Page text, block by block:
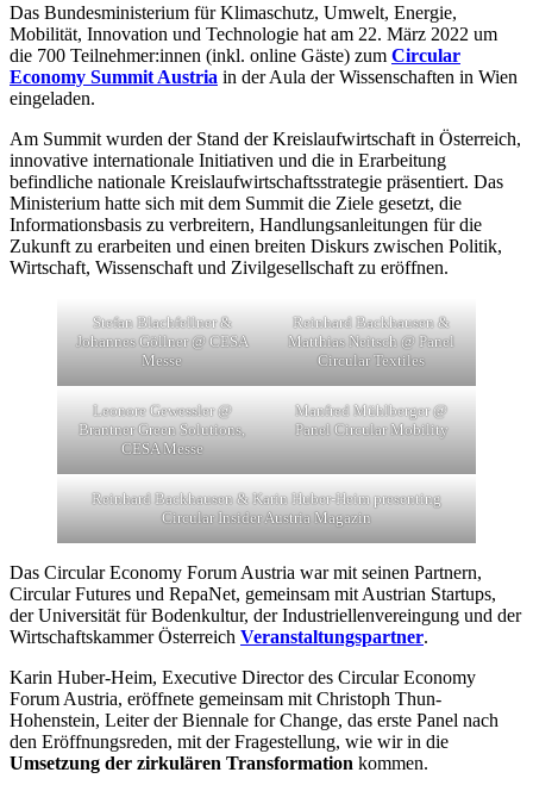
Das Bundesministerium für Klimaschutz, Umwelt, Energie,
Mobilität, Innovation und Technologie hat am 22. März 2022 um
die 700 Teilnehmer:innen (inkl. online Gäste) zum Circular
Economy Summit Austria in der Aula der Wissenschaften in Wien
eingeladen.
Am Summit wurden der Stand der Kreislaufwirtschaft in Österreich,
innovative internationale Initiativen und die in Erarbeitung
befindliche nationale Kreislaufwirtschaftsstrategie präsentiert. Das
Ministerium hatte sich mit dem Summit die Ziele gesetzt, die
Informationsbasis zu verbreitern, Handlungsanleitungen für die
Zukunft zu erarbeiten und einen breiten Diskurs zwischen Politik,
Wirtschaft, Wissenschaft und Zivilgesellschaft zu eröffnen.
Stefan Blachfellner &
Johannes Göllner @ CESA
Messe
Reinhard Backhausen &
Matthias Neitsch @ Panel
Circular Textiles
Leonore Gewessler @
Brantner Green Solutions,
CESA Messe
Manfred Mühlberger @
Panel Circular Mobility
Reinhard Backhausen & Karin Huber-Heim presenting
Circular Insider Austria Magazin
Das Circular Economy Forum Austria war mit seinen Partnern,
Circular Futures und RepaNet, gemeinsam mit Austrian Startups,
der Universität für Bodenkultur, der Industriellenvereingung und der
Wirtschaftskammer Österreich Veranstaltungspartner.
Karin Huber-Heim, Executive Director des Circular Economy
Forum Austria, eröffnete gemeinsam mit Christoph Thun-
Hohenstein, Leiter der Biennale for Change, das erste Panel nach
den Eröffnungsreden, mit der Fragestellung, wie wir in die
Umsetzung der zirkulären Transformation kommen.